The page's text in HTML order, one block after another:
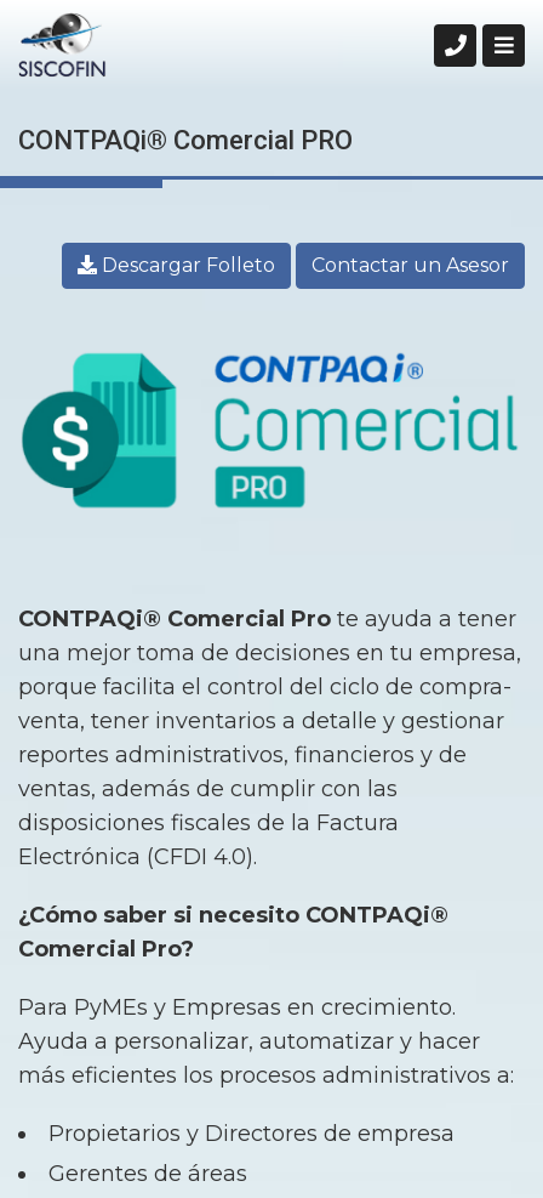
CONTPAQi® Comercial PRO
Descargar Folleto Contactar un Asesor
CONTPAQi® Comercial Pro te ayuda a tener
una mejor toma de decisiones en tu empresa,
porque facilita el control del ciclo de compra-
venta, tener inventarios a detalle y gestionar
reportes administrativos, financieros y de
ventas, además de cumplir con las
disposiciones fiscales de la Factura
Electrónica (CFDI 4.0).
¿Cómo saber si necesito CONTPAQi®
Comercial Pro?
Para PyMEs y Empresas en crecimiento.
Ayuda a personalizar, automatizar y hacer
más eficientes los procesos administrativos a:
Propietarios y Directores de empresa
Gerentes de áreas